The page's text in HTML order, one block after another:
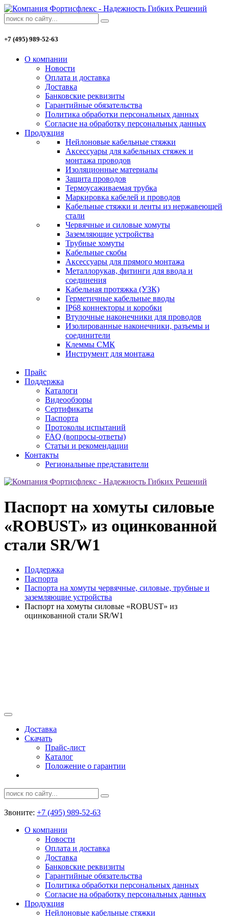
+7 (495) 989-52-63
О компании
Новости
Оплата и доставка
Доставка
Банковские реквизиты
Гарантийные обязательства
Политика обработки персональных данных
Согласие на обработку персональных данных
Продукция
Нейлоновые кабельные стяжки
Аксессуары для кабельных стяжек и
монтажа проводов
Изоляционные материалы
Защита проводов
Термоусаживаемая трубка
Маркировка кабелей и проводов
Кабельные стяжки и ленты из нержавеющей
стали
Червячные и силовые хомуты
Заземляющие устройства
Трубные хомуты
Кабельные скобы
Аксессуары для прямого монтажа
Металлорукав, фитинги для ввода и
соединения
Кабельная протяжка (УЗК)
Герметичные кабельные вводы
IP68 коннекторы и коробки
Втулочные наконечники для проводов
Изолированные наконечники, разъемы и
соединители
Клеммы СМК
Инструмент для монтажа
Прайс
Поддержка
Каталоги
Видеообзоры
Сертификаты
Паспорта
Протоколы испытаний
FAQ (вопросы-ответы)
Статьи и рекомендации
Контакты
Региональные представители
Паспорт на хомуты силовые
«ROBUST» из оцинкованной
стали SR/W1
Поддержка
Паспорта
Паспорта на хомуты червячные, силовые, трубные и
заземляющие устройства
Паспорт на хомуты силовые «ROBUST» из
оцинкованной стали SR/W1
Доставка
Скачать
Прайс-лист
Каталог
Положение о гарантии
Звоните: +7 (495) 989-52-63
О компании
Новости
Оплата и доставка
Доставка
Банковские реквизиты
Гарантийные обязательства
Политика обработки персональных данных
Согласие на обработку персональных данных
Продукция
Нейлоновые кабельные стяжки